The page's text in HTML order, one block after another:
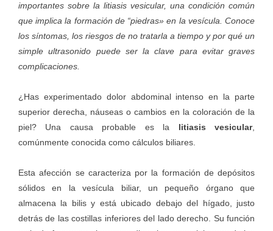
importantes sobre la litiasis vesicular, una condición común
que implica la formación de “piedras» en la vesícula. Conoce
los síntomas, los riesgos de no tratarla a tiempo y por qué un
simple ultrasonido puede ser la clave para evitar graves
complicaciones.
¿Has experimentado dolor abdominal intenso en la parte
superior derecha, náuseas o cambios en la coloración de la
piel? Una causa probable es la litiasis vesicular,
comúnmente conocida como cálculos biliares.
Esta afección se caracteriza por la formación de depósitos
sólidos en la vesícula biliar, un pequeño órgano que
almacena la bilis y está ubicado debajo del hígado, justo
detrás de las costillas inferiores del lado derecho. Su función